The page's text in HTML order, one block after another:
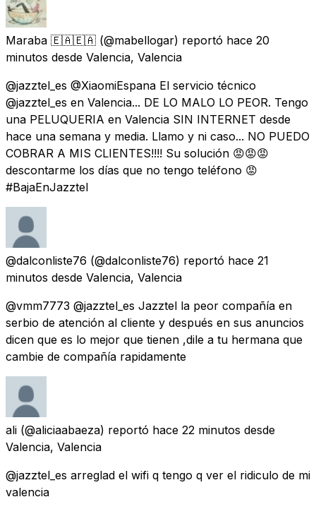
Maraba 🇪🇦🇪🇦 (@mabellogar) reportó hace 20
minutos desde Valencia, Valencia
@jazztel_es @XiaomiEspana El servicio técnico
@jazztel_es en Valencia... DE LO MALO LO PEOR. Tengo
una PELUQUERIA en Valencia SIN INTERNET desde
hace una semana y media. Llamo y ni caso... NO PUEDO
COBRAR A MIS CLIENTES!!!! Su solución 😡😡😡
descontarme los días que no tengo teléfono 😡
#BajaEnJazztel
@dalconliste76 (@dalconliste76) reportó hace 21
minutos desde Valencia, Valencia
@vmm7773 @jazztel_es Jazztel la peor compañía en
serbio de atención al cliente y después en sus anuncios
dicen que es lo mejor que tienen ,dile a tu hermana que
cambie de compañía rapidamente
ali (@aliciaabaeza) reportó hace 22 minutos desde
Valencia, Valencia
@jazztel_es arreglad el wifi q tengo q ver el ridiculo de mi
valencia